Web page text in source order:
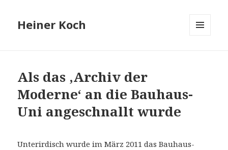
Heiner Koch
Als das ,Archiv der
Moderne‘ an die Bauhaus-
Uni angeschnallt wurde
Unterirdisch wurde im März 2011 das Bauhaus-